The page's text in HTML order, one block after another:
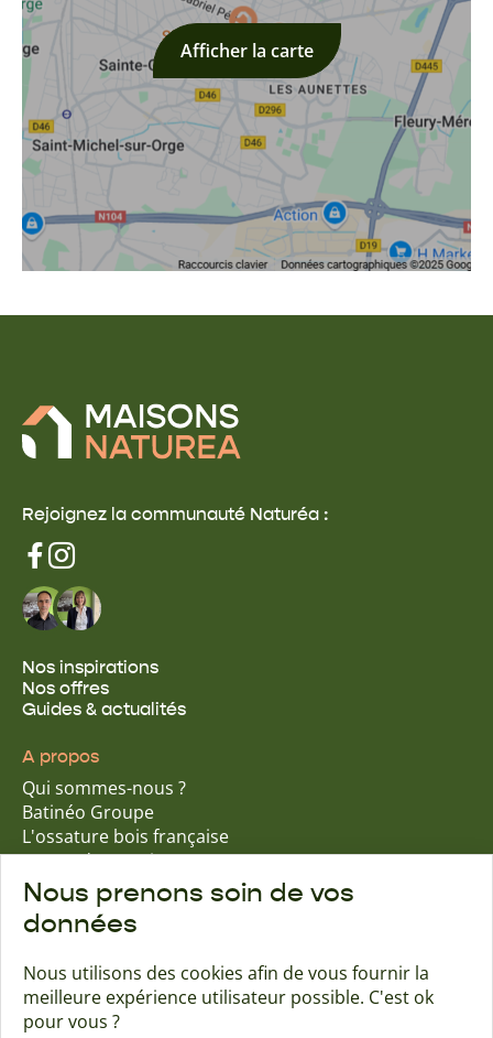
Afficher la carte
Rejoignez la communauté Naturéa :
Nos inspirations
Nos offres
Guides & actualités
A propos
Qui sommes-nous ?
Batinéo Groupe
L'ossature bois française
15 ans d'expertise
Nos engagements écologiques
Nos garanties assurantielles
Trouver une agence Contact
Nous prenons soin de vos
données
Nous utilisons des cookies afin de vous fournir la
meilleure expérience utilisateur possible. C'est ok
pour vous ?